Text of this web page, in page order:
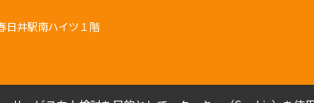
日井駅南ハイツ１階